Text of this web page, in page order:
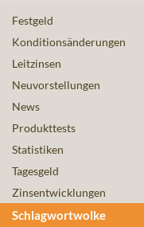
Festgeld
Konditionsänderungen
Leitzinsen
Neuvorstellungen
News
Produkttests
Statistiken
Tagesgeld
Zinsentwicklungen
Schlagwortwolke